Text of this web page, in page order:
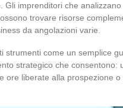
Gli imprenditori che
trovare risorse
da angolazioni varie.
strumenti come un semplice
strategico che consentono:
ore liberate alla prospezione